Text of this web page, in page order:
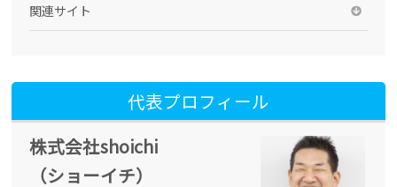
関連サイト
代表プロフィール
株式会社shoichi
（ショーイチ）